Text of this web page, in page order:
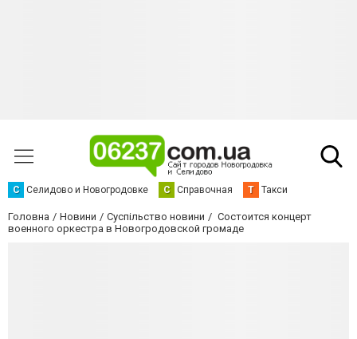
С Селидово и Новогродовке С Справочная Т Такси
Головна Новини Суспільство новини
Состоится концерт
военного оркестра в Новогродовской громаде